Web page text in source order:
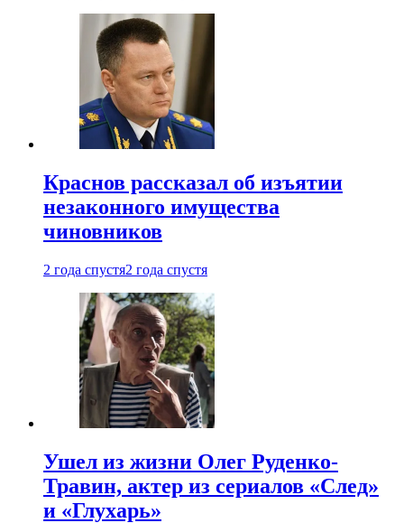
Краснов рассказал об изъятии
незаконного имущества
чиновников
2 года спустя2 года спустя
Ушел из жизни Олег Руденко-
Травин, актер из сериалов «След»
и «Глухарь»